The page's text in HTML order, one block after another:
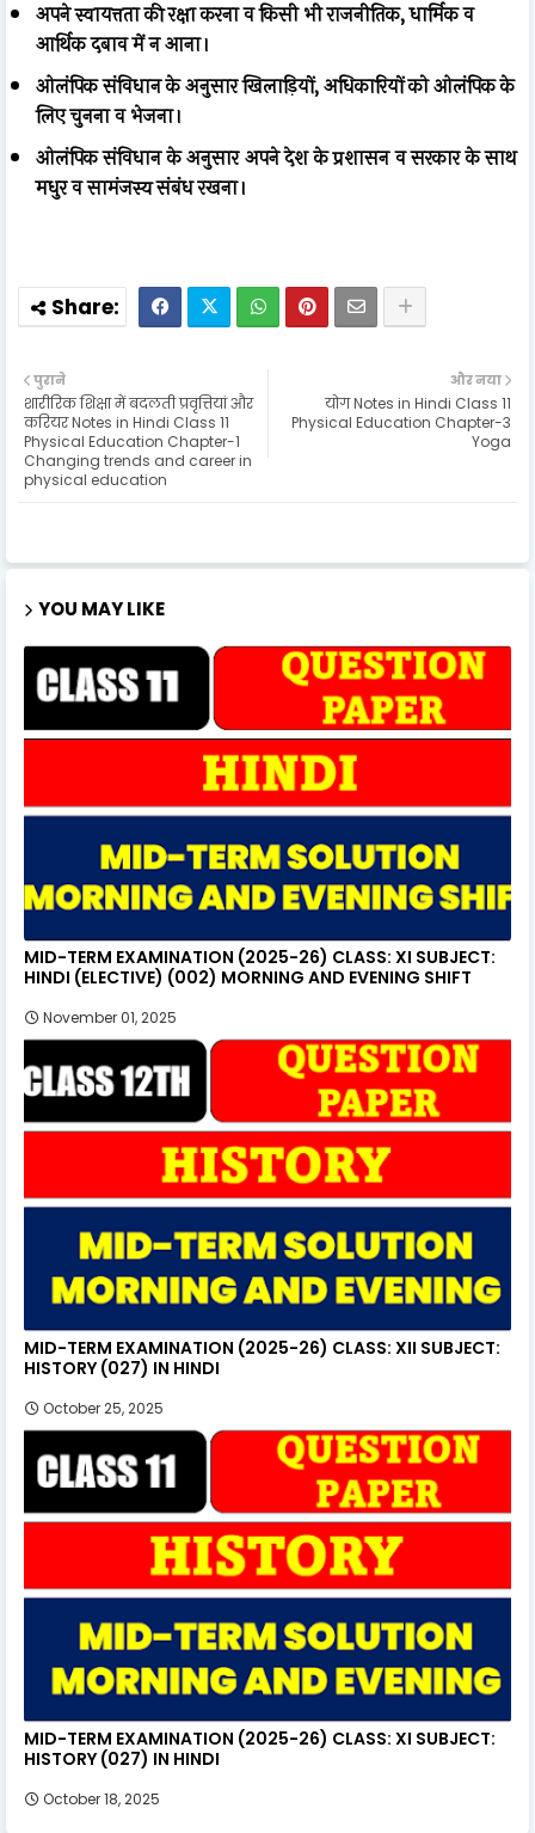
अपने स्वायत्तता की रक्षा करना व किसी भी राजनीतिक, धार्मिक व
आर्थिक दबाव में न आना।
ओलंपिक संविधान के अनुसार खिलाड़ियों, अधिकारियों को ओलंपिक के
लिए चुनना व भेजना।
ओलंपिक संविधान के अनुसार अपने देश के प्रशासन व सरकार के साथ
मधुर व सामंजस्य संबंध रखना।
और नया
योग Notes in Hindi Class 11
Physical Education Chapter-3
Yoga
पुराने
शारीरिक शिक्षा में बदलती प्रवृत्तियां और
करियर Notes in Hindi Class 11
Physical Education Chapter-1
Changing trends and career in
physical education
YOU MAY LIKE
MID-TERM EXAMINATION (2025-26) CLASS: XI SUBJECT:
HINDI (ELECTIVE) (002) MORNING AND EVENING SHIFT
November 01, 2025
MID-TERM EXAMINATION (2025-26) CLASS: XII SUBJECT:
HISTORY (027) IN HINDI
October 25, 2025
MID-TERM EXAMINATION (2025-26) CLASS: XI SUBJECT:
HISTORY (027) IN HINDI
October 18, 2025